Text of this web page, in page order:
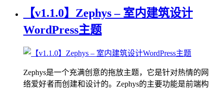
【v1.1.0】Zephys – 室内建筑设计
WordPress主题
Zephys是一个充满创意的拖放主题，它是针对热情的网
络爱好者而创建和设计的。Zephys的主要功能是前端构